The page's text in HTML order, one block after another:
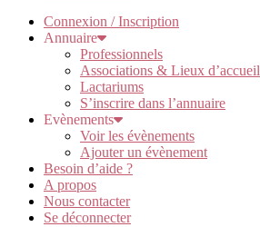
Connexion / Inscription
Annuaire
Professionnels
Associations & Lieux d’accueil
Lactariums
S’inscrire dans l’annuaire
Evènements
Voir les évènements
Ajouter un évènement
Besoin d’aide ?
A propos
Nous contacter
Se déconnecter